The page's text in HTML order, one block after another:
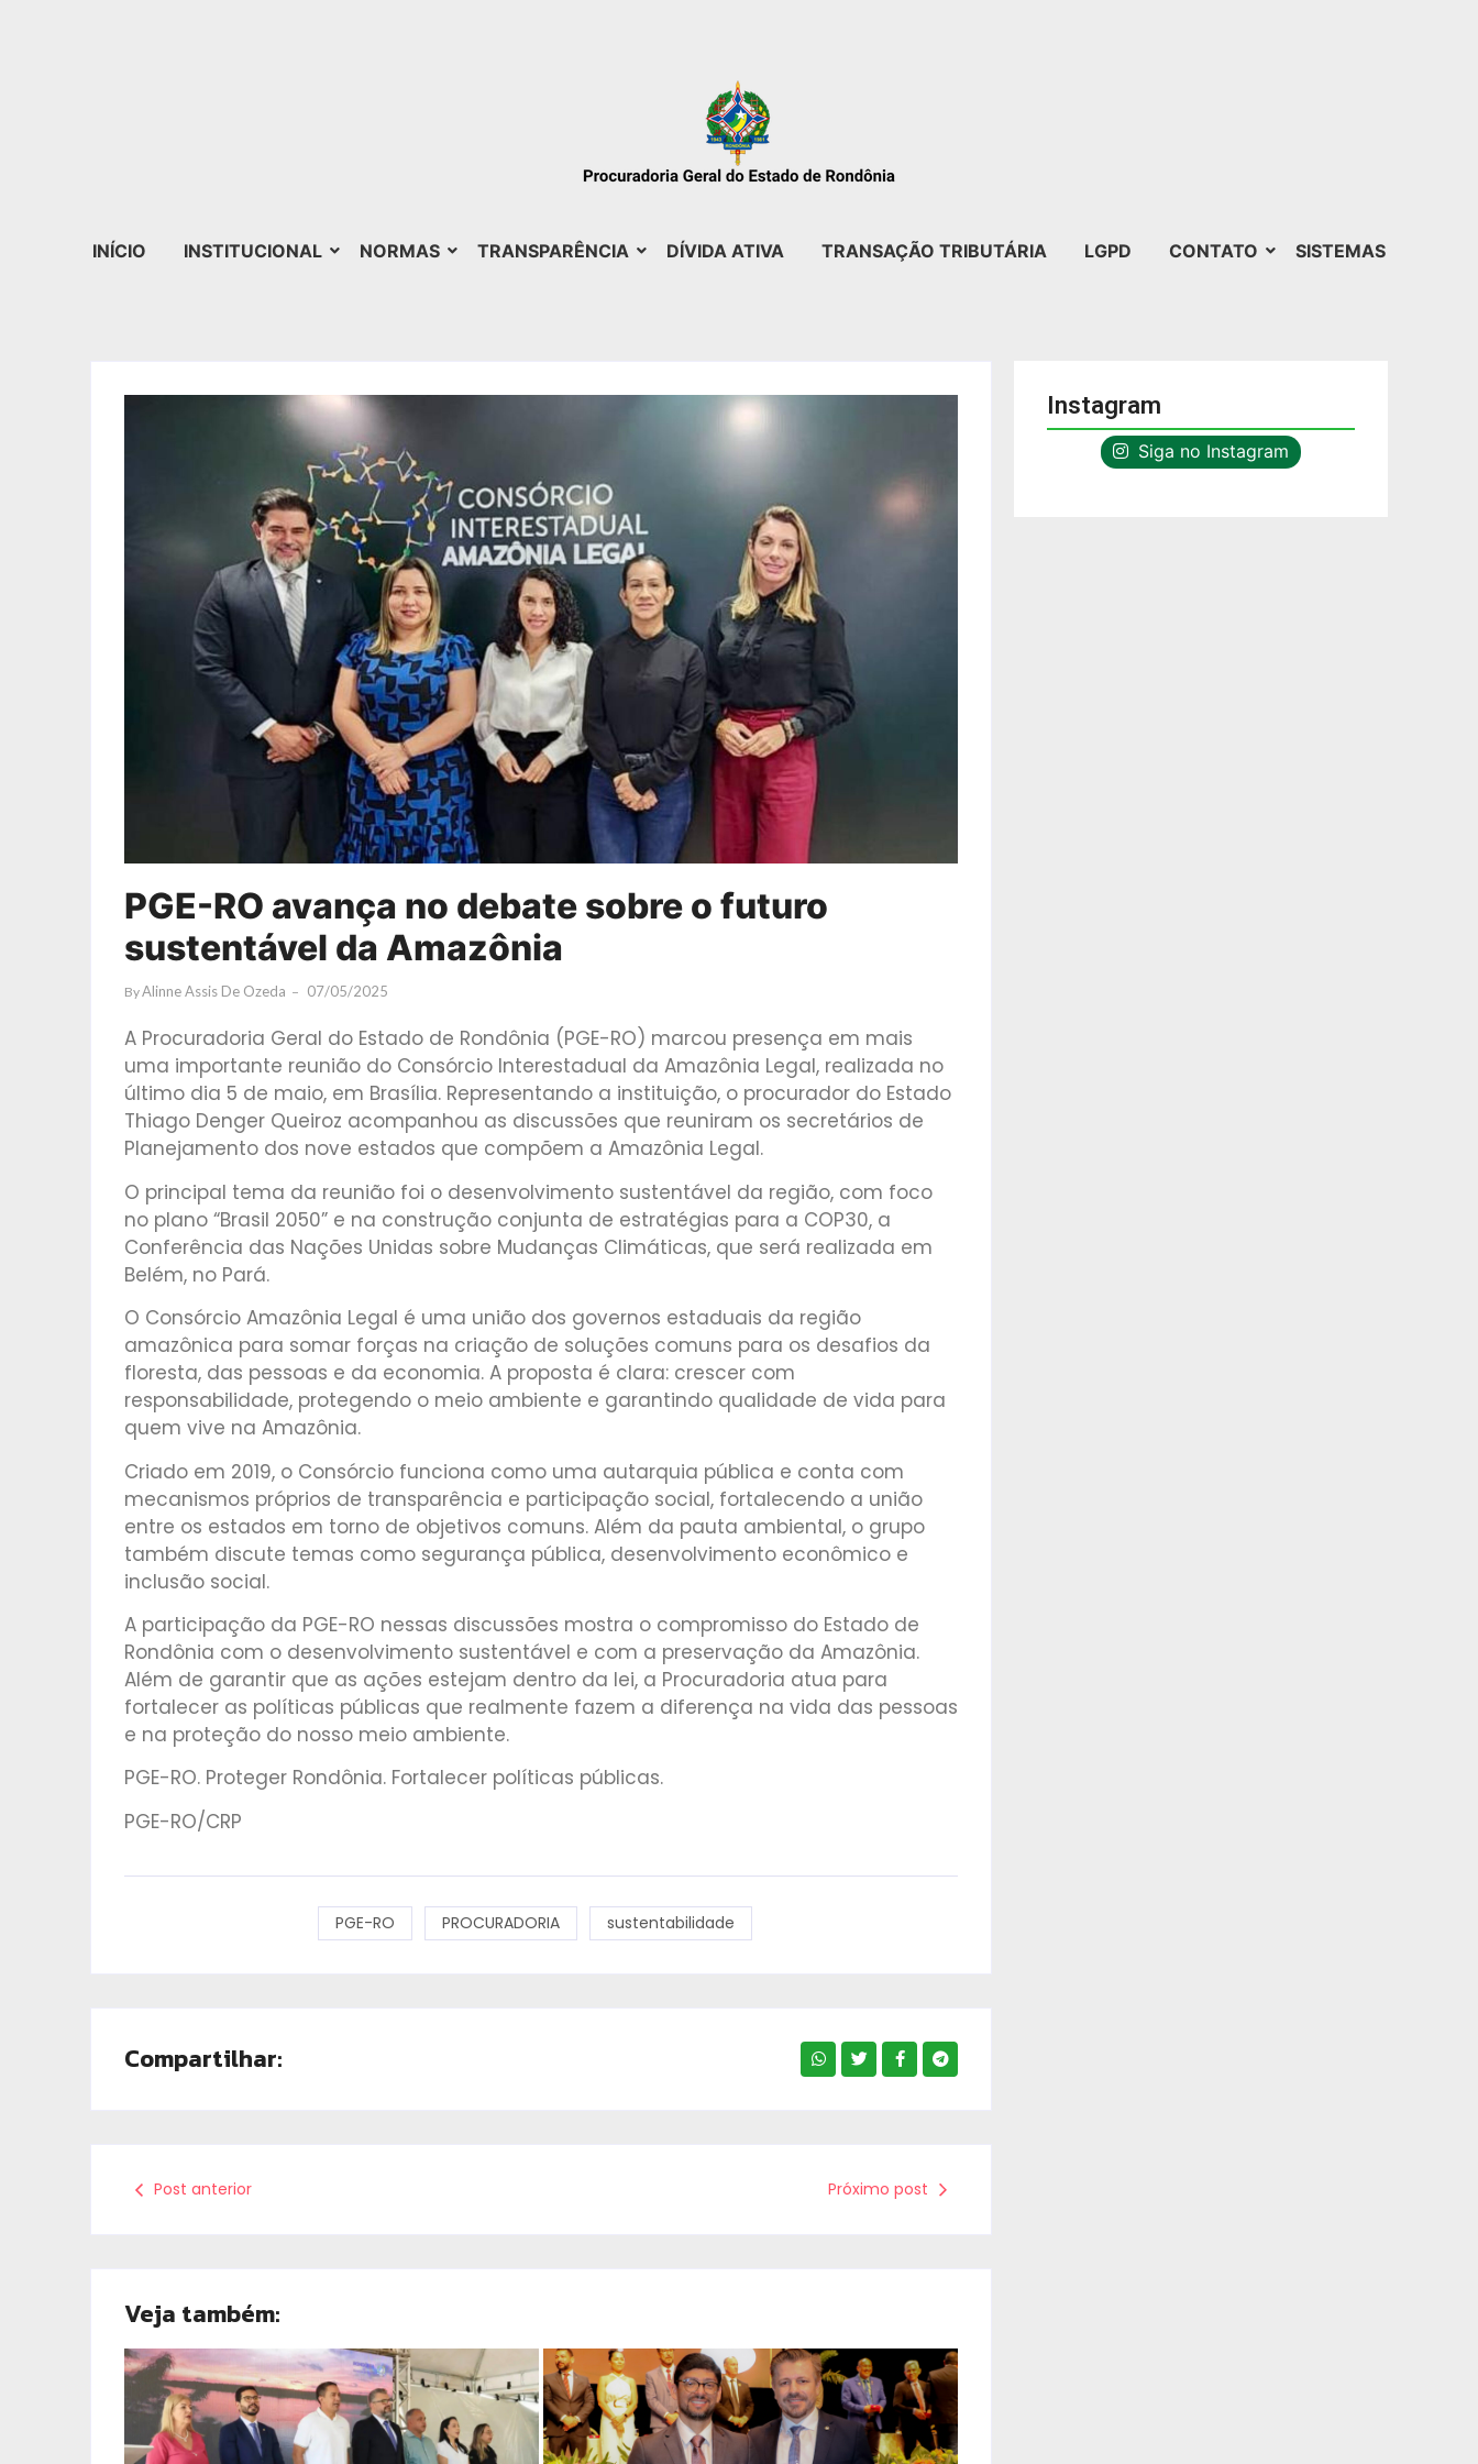
INÍCIO INSTITUCIONAL NORMAS TRANSPARÊNCIA DÍVIDA ATIVA TRANSAÇÃO TRIBUTÁRIA LGPD CONTATO SISTEMAS
PGE-RO avança no debate sobre o futuro
sustentável da Amazônia
ByAlinne Assis De Ozeda 07/05/2025
A Procuradoria Geral do Estado de Rondônia (PGE-RO) marcou presença em mais
uma importante reunião do Consórcio Interestadual da Amazônia Legal, realizada no
último dia 5 de maio, em Brasília. Representando a instituição, o procurador do Estado
Thiago Denger Queiroz acompanhou as discussões que reuniram os secretários de
Planejamento dos nove estados que compõem a Amazônia Legal.
O principal tema da reunião foi o desenvolvimento sustentável da região, com foco
no plano “Brasil 2050” e na construção conjunta de estratégias para a COP30, a
Conferência das Nações Unidas sobre Mudanças Climáticas, que será realizada em
Belém, no Pará.
O Consórcio Amazônia Legal é uma união dos governos estaduais da região
amazônica para somar forças na criação de soluções comuns para os desafios da
floresta, das pessoas e da economia. A proposta é clara: crescer com
responsabilidade, protegendo o meio ambiente e garantindo qualidade de vida para
quem vive na Amazônia.
Criado em 2019, o Consórcio funciona como uma autarquia pública e conta com
mecanismos próprios de transparência e participação social, fortalecendo a união
entre os estados em torno de objetivos comuns. Além da pauta ambiental, o grupo
também discute temas como segurança pública, desenvolvimento econômico e
inclusão social.
A participação da PGE-RO nessas discussões mostra o compromisso do Estado de
Rondônia com o desenvolvimento sustentável e com a preservação da Amazônia.
Além de garantir que as ações estejam dentro da lei, a Procuradoria atua para
fortalecer as políticas públicas que realmente fazem a diferença na vida das pessoas
e na proteção do nosso meio ambiente.
PGE-RO. Proteger Rondônia. Fortalecer políticas públicas.
PGE-RO/CRP
PGE-RO PROCURADORIA sustentabilidade
Compartilhar:
Post anterior Próximo post
Veja também:
Instagram
Siga no Instagram